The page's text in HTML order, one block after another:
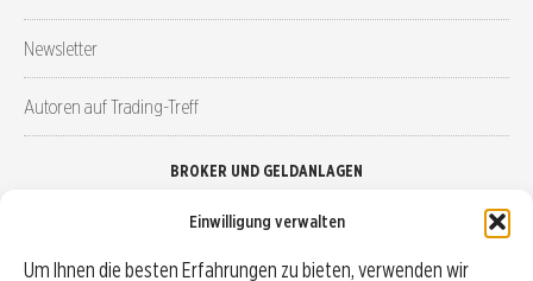
Einwilligung verwalten
Um Ihnen die besten Erfahrungen zu bieten, verwenden wir
Newsletter
Autoren auf Trading-Treff
BROKER UND GELDANLAGEN